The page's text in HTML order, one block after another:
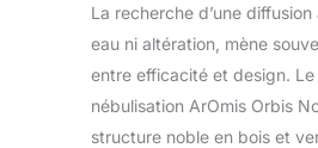
La recherche d’une
eau ni altération, mène
entre efficacité et design.
nébulisation ArOmis Orbis
structure noble en bois et